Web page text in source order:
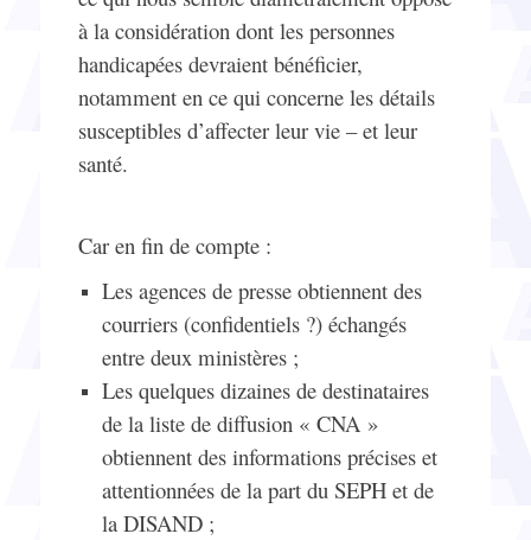
à la considération dont les personnes
handicapées devraient bénéficier,
notamment en ce qui concerne les détails
susceptibles d’affecter leur vie – et leur
santé.
Car en fin de compte :
Les agences de presse obtiennent des
courriers (confidentiels ?) échangés
entre deux ministères ;
Les quelques dizaines de destinataires
de la liste de diffusion « CNA »
obtiennent des informations précises et
attentionnées de la part du SEPH et de
la DISAND ;